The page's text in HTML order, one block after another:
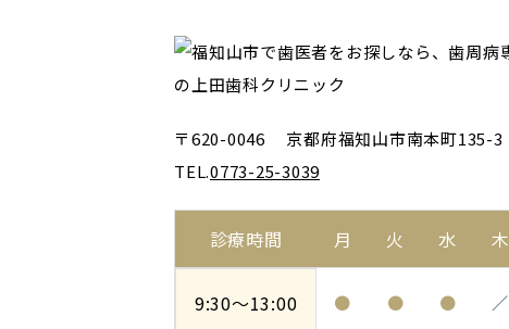
〒620-0046 京都府福知山市南本町135-3
TEL.0773-25-3039
診療時間 月 火 水 木
9:30～13:00 ● ● ● ／